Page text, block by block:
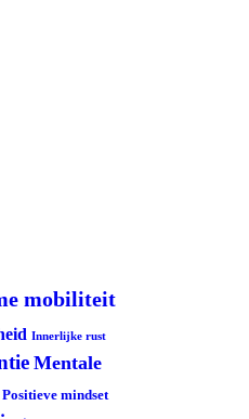
mobiliteit
Innerlijke rust
Mentale
Positieve mindset